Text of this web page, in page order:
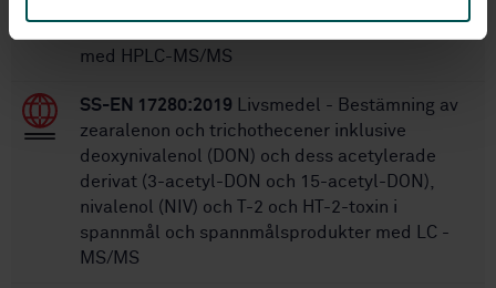
med HPLC-MS/MS
SS-EN 17280:2019 Livsmedel - Bestämning av
zearalenon och trichothecener inklusive
deoxynivalenol (DON) och dess acetylerade
derivat (3-acetyl-DON och 15-acetyl-DON),
nivalenol (NIV) och T-2 och HT-2-toxin i
spannmål och spannmålsprodukter med LC -
MS/MS